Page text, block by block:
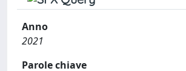
Anno
2021
Parole chiave